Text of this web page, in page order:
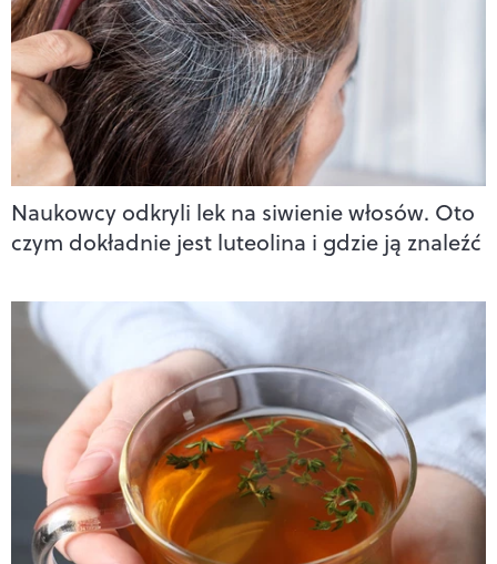
Naukowcy odkryli lek na siwienie włosów. Oto
czym dokładnie jest luteolina i gdzie ją znaleźć